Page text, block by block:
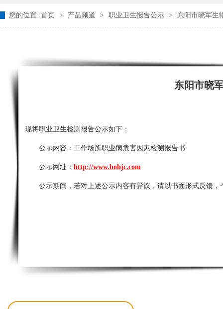
您的位置: 首页 > 产品频道 > 职业卫生报告公示 > 东阳市晓军生
东阳市晓
现将职业卫生检测报告公示如下：
公示内容： 工作场所职业病危害因素检测报告书
公示网址： http://www.bohjc.com
公示期间，若对上述公示内容有异议，请以书面形式反馈，